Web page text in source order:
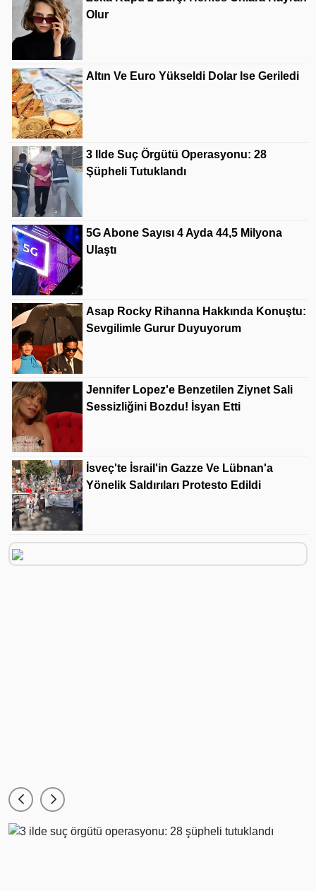
Olur
Altın Ve Euro Yükseldi Dolar Ise Geriledi
3 Ilde Suç Örgütü Operasyonu: 28
Şüpheli Tutuklandı
5G Abone Sayısı 4 Ayda 44,5 Milyona
Ulaştı
Asap Rocky Rihanna Hakkında Konuştu:
Sevgilimle Gurur Duyuyorum
Jennifer Lopez'e Benzetilen Ziynet Sali
Sessizliğini Bozdu! İsyan Etti
İsveç'te İsrail'in Gazze Ve Lübnan'a
Yönelik Saldırıları Protesto Edildi